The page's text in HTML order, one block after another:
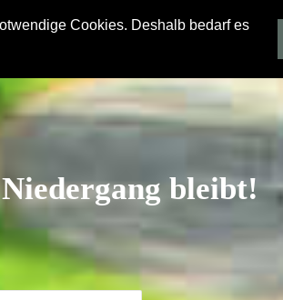
Cookies. Deshalb bedarf es
Predigten CD/DVD Gästebuch
bleibt!